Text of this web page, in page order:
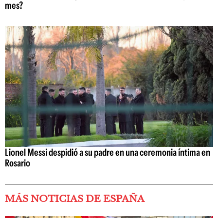
mes?
Lionel Messi despidió a su padre en una ceremonia íntima en
Rosario
MÁS NOTICIAS DE ESPAÑA